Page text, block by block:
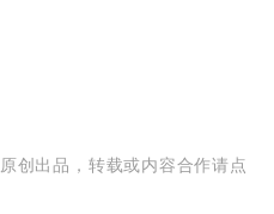
创出品，转载或内容合作请点